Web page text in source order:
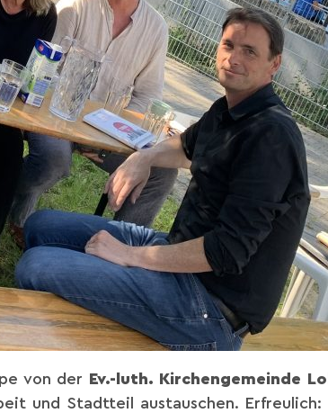
von der Ev.-luth. Kirchengemeinde
und Stadtteil austauschen.